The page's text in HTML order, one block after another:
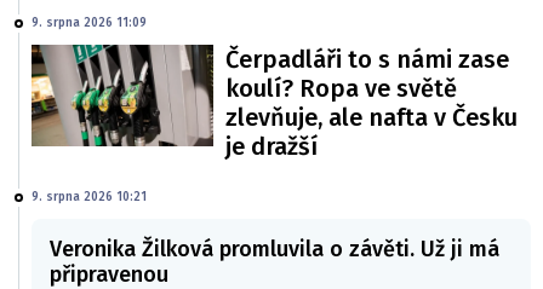
9. srpna 2026 11:09
Čerpadláři to s námi zase
koulí? Ropa ve světě
zlevňuje, ale nafta v Česku
je dražší
9. srpna 2026 10:21
Veronika Žilková promluvila o závěti. Už ji má
připravenou